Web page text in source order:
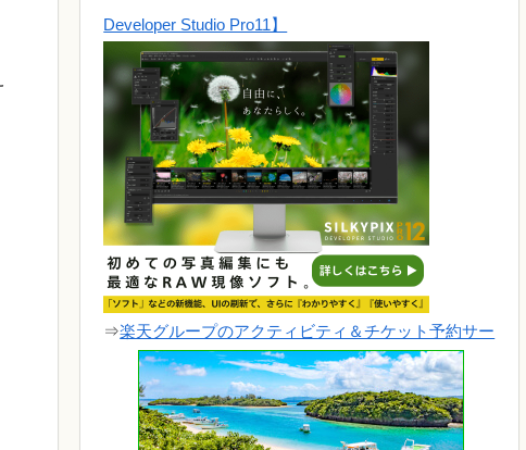
Developer Studio Pro11】
⇒楽天グループのアクティビティ＆チケット予約サー